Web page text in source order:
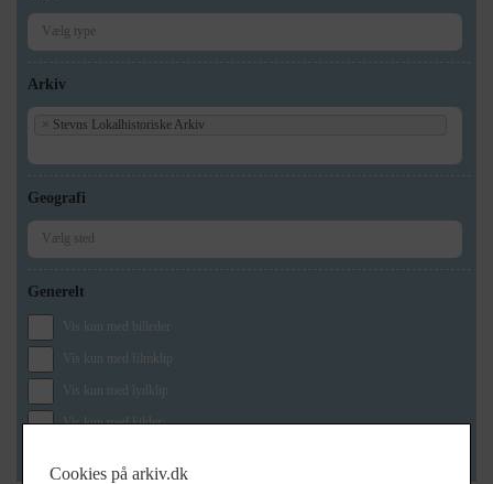
Arkiv
× Stevns Lokalhistoriske Arkiv
Geografi
Generelt
Vis kun med billeder
Vis kun med filmklip
Vis kun med lydklip
Vis kun med kilder
Cookies på arkiv.dk